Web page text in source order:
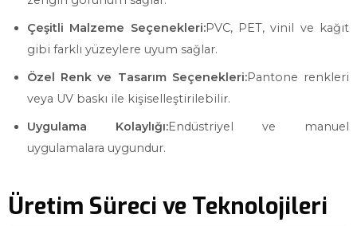
Çeşitli Malzeme Seçenekleri:PVC, PET, vinil ve kağıt
gibi farklı yüzeylere uyum sağlar.
Özel Renk ve Tasarım Seçenekleri:Pantone renkleri
veya UV baskı ile kişiselleştirilebilir.
Uygulama Kolaylığı:Endüstriyel ve manuel
uygulamalara uygundur.
Üretim Süreci ve Teknolojileri